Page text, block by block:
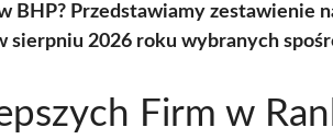
BHP? Przedstawiamy zestawienie
sierpniu 2026 roku wybranych
Firm w